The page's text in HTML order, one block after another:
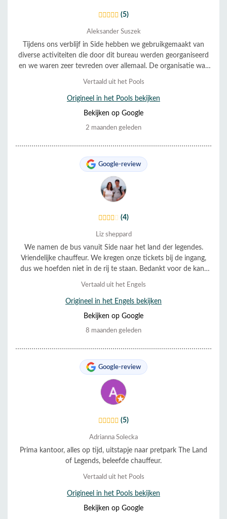
(5)
Aleksander Suszek
Tijdens ons verblijf in Side hebben we gebruikgemaakt van
diverse activiteiten die door dit bureau werden georganiseerd
en we waren zeer tevreden over allemaal. De organisatie was
harte aan.
Vertaald uit het Pools
Origineel in het Pools bekijken
Bekijken op Google
2 maanden geleden
Google-review
(4)
Liz sheppard
We namen de bus vanuit Side naar het land der legendes.
Vriendelijke chauffeur. We kregen onze tickets bij de ingang,
dus we hoefden niet in de rij te staan. Bedankt voor de kans
Vertaald uit het Engels
Origineel in het Engels bekijken
Bekijken op Google
8 maanden geleden
Google-review
(5)
Adrianna Solecka
Prima kantoor, alles op tijd, uitstapje naar pretpark The Land
of Legends, beleefde chauffeur.
Vertaald uit het Pools
Origineel in het Pools bekijken
Bekijken op Google